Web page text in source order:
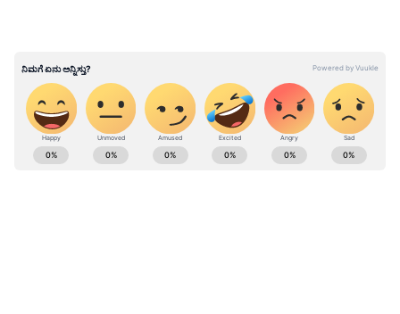
ದೆಹಲಿಗೆ ಹೋಗುತ್ತಿದ್ದೇನೆ" ಎಂದು ತಮ್ಮ ದೆಹಲಿ ಪ್ರವಾಸದ
ಉದ್ದೇಶವನ್ನು ಸ್ಪಷ್ಟಪಡಿಸಿದರು.
ABOUT THE AUTHOR